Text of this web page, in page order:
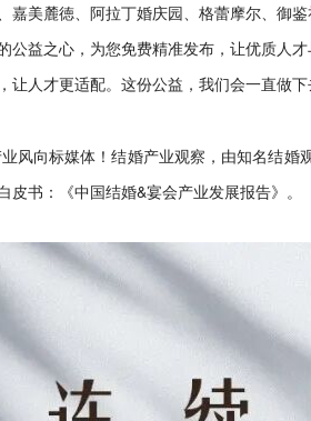
嘉美麓徳、阿拉丁婚庆园、格蕾摩尔、御
公益之心，为您免费精准发布，让优质人才
让人才更适配。这份公益，我们会一直做
风向标媒体！结婚产业观察，由知名结
皮书：《中国结婚&宴会产业发展报告》。